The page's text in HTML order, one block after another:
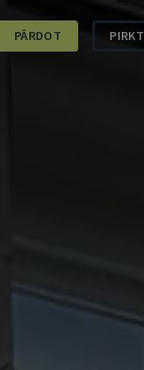
PĀRDOT PIRKT